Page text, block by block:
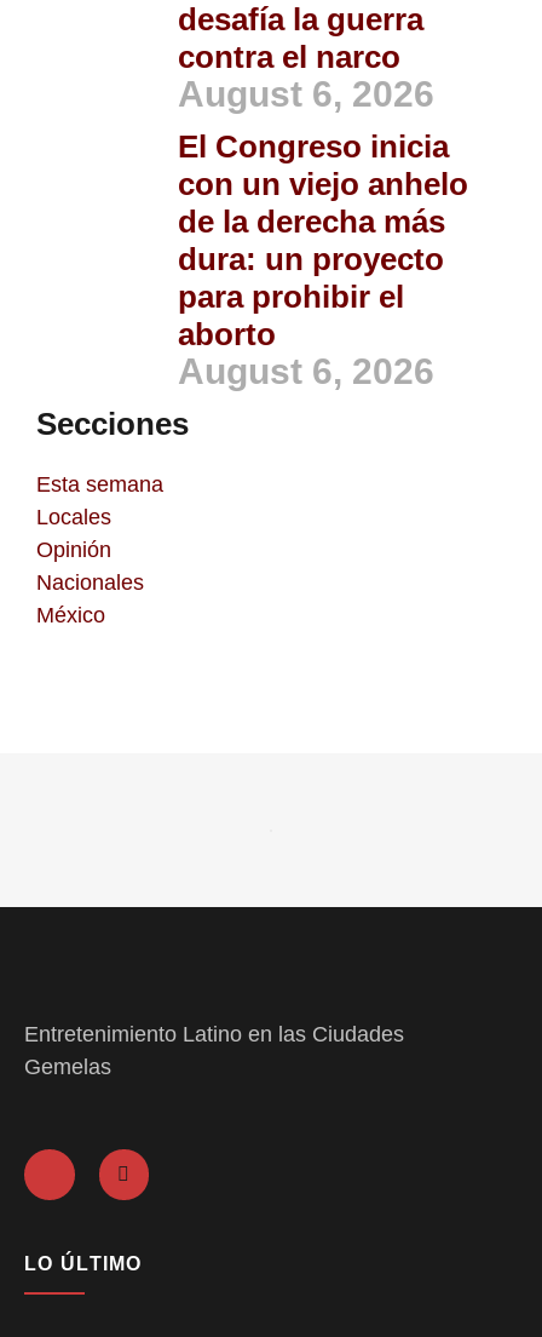
desafía la guerra
contra el narco
August 6, 2026
El Congreso inicia
con un viejo anhelo
de la derecha más
dura: un proyecto
para prohibir el
aborto
August 6, 2026
Secciones
Esta semana
Locales
Opinión
Nacionales
México
Entretenimiento Latino en las Ciudades
Gemelas
LO ÚLTIMO